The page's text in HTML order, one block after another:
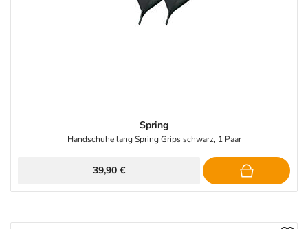
Spring
Handschuhe lang Spring Grips schwarz, 1 Paar
39,90 €